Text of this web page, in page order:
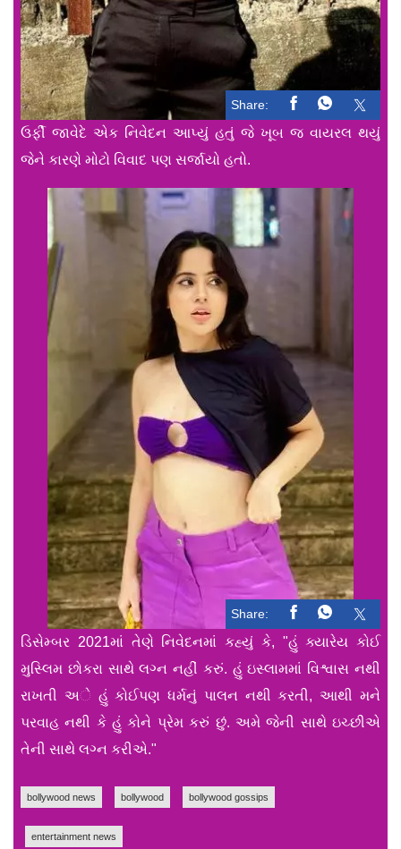
Share:
ઉર્ફી જાવેદે એક નિવેદન આપ્યું હતું જે ખૂબ જ વાયરલ થયું
જેને કારણે મોટો વિવાદ પણ સર્જાયો હતો.
Share:
ડિસેમ્બર 2021માં તેણે નિવેદનમાં કહ્યું કે, "હું ક્યારેય કોઈ
મુસ્લિમ છોકરા સાથે લગ્ન નહીં કરું. હું ઇસ્લામમાં વિશ્વાસ નથી
રાખતી અે હું કોઈપણ ધર્મનું પાલન નથી કરતી, આથી મને
પરવાહ નથી કે હું કોને પ્રેમ કરું છું. અમે જેની સાથે ઇચ્છીએ
તેની સાથે લગ્ન કરીએ."
bollywood news bollywood bollywood gossips
entertainment news